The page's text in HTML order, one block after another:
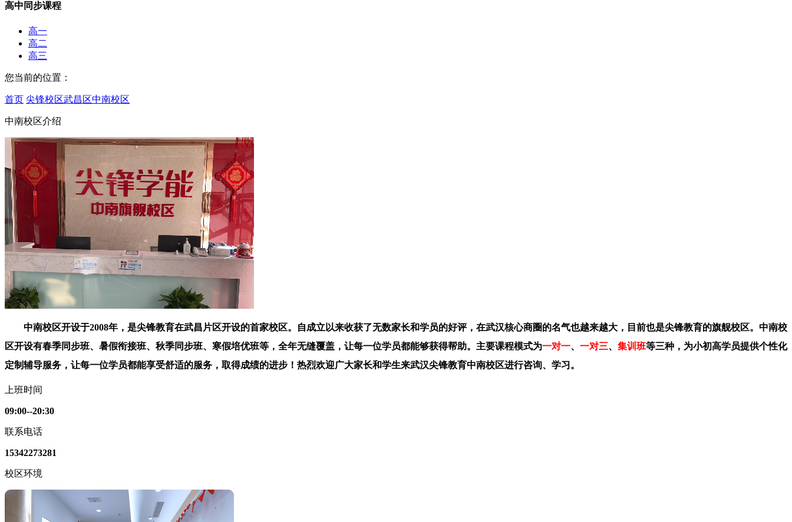
高中同步课程
高一
高二
高三
您当前的位置：
首页 尖锋校区武昌区中南校区
中南校区介绍
中南校区开设于2008年，是尖锋教育在武昌片区开设的首家校区。自成立以来收获了无数家长和学员的好评，在武汉核心商圈的名气也越来越大，目前也是尖锋教育的旗舰校区。中南校
区开设有春季同步班、暑假衔接班、秋季同步班、寒假培优班等，全年无缝覆盖，让每一位学员都能够获得帮助。主要课程模式为一对一、 一对三、 集训班等三种，为小初高学员提供个性化
定制辅导服务，让每一位学员都能享受舒适的服务，取得成绩的进步！热烈欢迎广大家长和学生来武汉尖锋教育中南校区进行咨询、学习。
上班时间
09:00--20:30
联系电话
15342273281
校区环境